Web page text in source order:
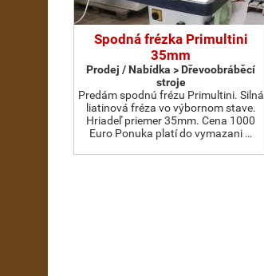
Spodná frézka Primultini
35mm
Prodej / Nabídka > Dřevoobráběcí
stroje
Predám spodnú frézu Primultini. Silná
liatinová fréza vo výbornom stave.
Hriadeľ priemer 35mm. Cena 1000
Euro Ponuka platí do vymazani …